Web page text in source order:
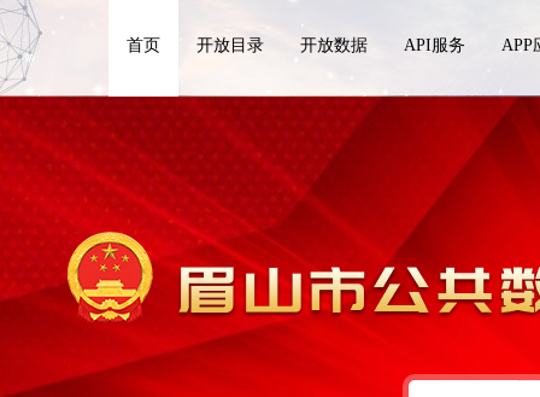
首页 开放目录 开放数据 API服务 APP